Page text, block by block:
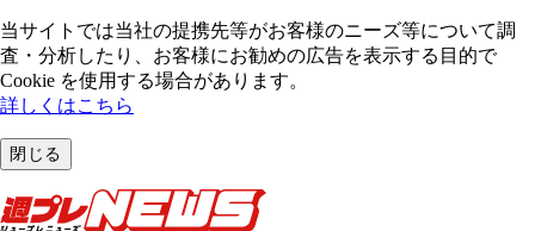
当サイトでは当社の提携先等がお客様のニーズ等について調
査・分析したり、お客様にお勧めの広告を表⽰する⽬的で
Cookie を使⽤する場合があります。
詳しくはこちら
閉じる